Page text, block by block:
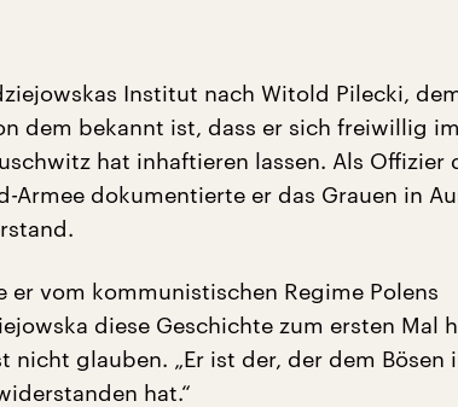
Institut nach Witold Pilecki,
dem bekannt ist, dass er sich freiwillig im
hat inhaftieren lassen. Als Offizier
Armee dokumentierte er das Grauen in
er vom kommunistischen Regime Polens
diese Geschichte zum ersten Mal
nicht glauben. „Er ist der, der dem Bösen
hat.“